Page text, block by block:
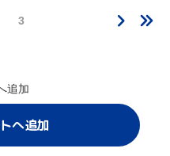
3
追加
へ追加